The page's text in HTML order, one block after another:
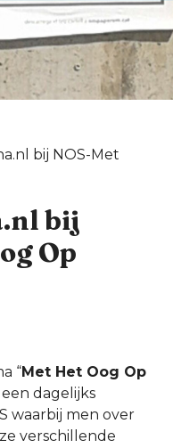
bij NOS-Met
bij
Op
“Met Het Oog Op
een dagelijks
waarbij men over
verschillende